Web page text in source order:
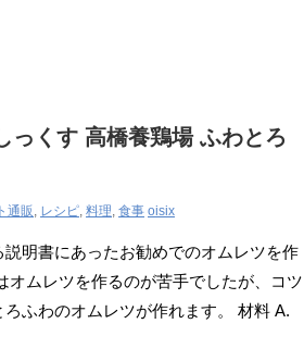
っくす 高橋養鶏場 ふわとろ
通販 , レシピ, 料理, 食事 oisix
説明書にあったお勧めでのオムレツを作
オムレツを作るのが苦手でしたが、コツ
ろふわのオムレツが作れます。 材料 A.